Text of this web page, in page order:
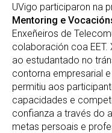
UVigo participaron na
Mentoring e
Enxeñeiros de
colaboración coa
ao estudantado no
contorna empresarial
permitiu aos
capacidades e
confianza a través do
metas persoais e